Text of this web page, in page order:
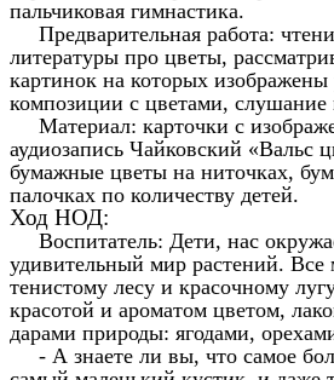
пальчиковая гимнастика.
Предварительная работа:
литературы про цветы,
картинок на которых изображены
композиции с цветами, слушание
Материал: карточки с
аудиозапись Чайковский «Вальс
бумажные цветы на ниточках,
палочках по количеству детей.
Ход НОД:
Воспитатель: Дети, нас
удивительный мир растений. Все
тенистому лесу и красочному
красотой и ароматом цветом,
дарами природы: ягодами,
- А знаете ли вы, что самое